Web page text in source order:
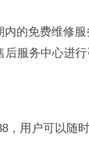
的免费维修
服务中心进行
，用户可以随